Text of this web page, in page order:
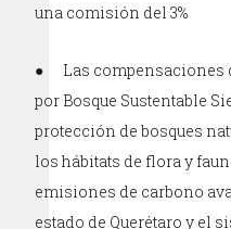
una comisión del 3%
● Las compensaciones
por Bosque Sustentable
protección de bosques
los hábitats de flora y
emisiones de carbono
estado de Querétaro y el